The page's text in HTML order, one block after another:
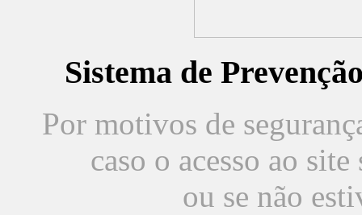
Sistema de
Por motivos de
caso o acesso ao
ou se não